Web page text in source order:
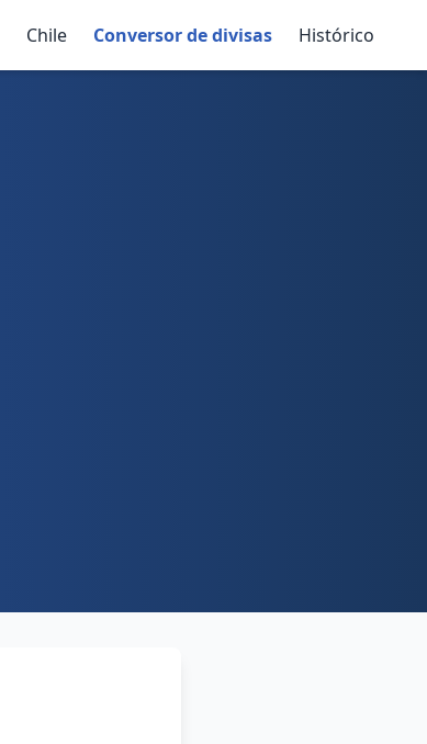
Chile Conversor de divisas Histórico